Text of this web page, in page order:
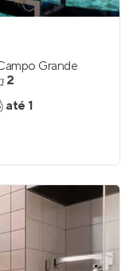
Grande
2
até 1